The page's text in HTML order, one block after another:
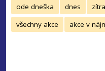
ode dneška dnes zítra
všechny akce
akce v